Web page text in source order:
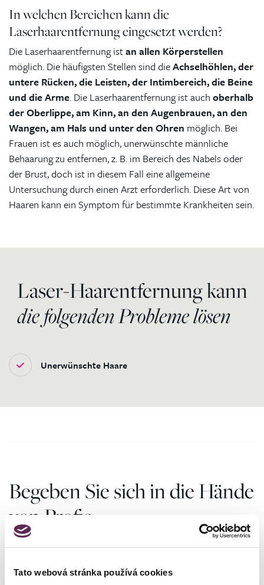
Tato webová stránka používá cookies
In welchen Bereichen kann die
Laserhaarentfernung eingesetzt werden?
Die Laserhaarentfernung istan allen Körperstellen
möglich. Die häufigsten Stellen sind dieAchselhöhlen, der
untere Rücken, die Leisten, der Intimbereich, die Beine
und die Arme. Die Laserhaarentfernung ist auch oberhalb
der Oberlippe, am Kinn, an den Augenbrauen, an den
Wangen, am Hals und unter den Ohren möglich. Bei
Frauen ist es auch möglich, unerwünschte männliche
Behaarung zu entfernen, z. B. im Bereich des Nabels oder
der Brust, doch ist in diesem Fall eine allgemeine
Untersuchung durch einen Arzt erforderlich. Diese Art von
Haaren kann ein Symptom für bestimmte Krankheiten sein.
Laser-Haarentfernung kann
die folgenden Probleme lösen
Unerwünschte Haare
Begeben Sie sich in die Hände
von Profis